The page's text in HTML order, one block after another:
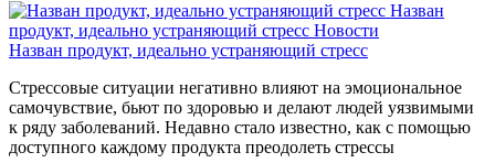
Назван
продукт, идеально устраняющий стресс Новости
Назван продукт, идеально устраняющий стресс
Стрессовые ситуации негативно влияют на эмоциональное
самочувствие, бьют по здоровью и делают людей уязвимыми
к ряду заболеваний. Недавно стало известно, как с помощью
доступного каждому продукта преодолеть стрессы